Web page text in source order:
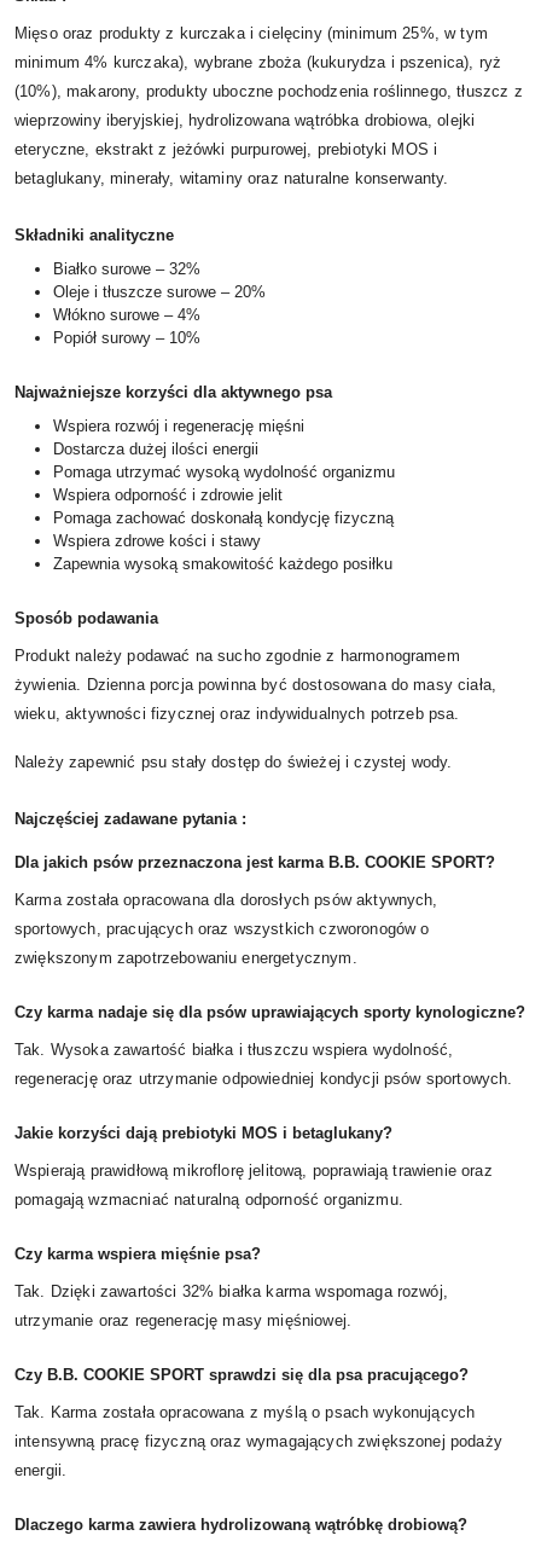
Mięso oraz produkty z kurczaka i cielęciny (minimum 25%, w tym
minimum 4% kurczaka), wybrane zboża (kukurydza i pszenica), ryż
(10%), makarony, produkty uboczne pochodzenia roślinnego, tłuszcz z
wieprzowiny iberyjskiej, hydrolizowana wątróbka drobiowa, olejki
eteryczne, ekstrakt z jeżówki purpurowej, prebiotyki MOS i
betaglukany, minerały, witaminy oraz naturalne konserwanty.
Składniki analityczne
Białko surowe – 32%
Oleje i tłuszcze surowe – 20%
Włókno surowe – 4%
Popiół surowy – 10%
Najważniejsze korzyści dla aktywnego psa
Wspiera rozwój i regenerację mięśni
Dostarcza dużej ilości energii
Pomaga utrzymać wysoką wydolność organizmu
Wspiera odporność i zdrowie jelit
Pomaga zachować doskonałą kondycję fizyczną
Wspiera zdrowe kości i stawy
Zapewnia wysoką smakowitość każdego posiłku
Sposób podawania
Produkt należy podawać na sucho zgodnie z harmonogramem
żywienia. Dzienna porcja powinna być dostosowana do masy ciała,
wieku, aktywności fizycznej oraz indywidualnych potrzeb psa.
Należy zapewnić psu stały dostęp do świeżej i czystej wody.
Najczęściej zadawane pytania :
Dla jakich psów przeznaczona jest karma B.B. COOKIE SPORT?
Karma została opracowana dla dorosłych psów aktywnych,
sportowych, pracujących oraz wszystkich czworonogów o
zwiększonym zapotrzebowaniu energetycznym.
Czy karma nadaje się dla psów uprawiających sporty kynologiczne?
Tak. Wysoka zawartość białka i tłuszczu wspiera wydolność,
regenerację oraz utrzymanie odpowiedniej kondycji psów sportowych.
Jakie korzyści dają prebiotyki MOS i betaglukany?
Wspierają prawidłową mikroflorę jelitową, poprawiają trawienie oraz
pomagają wzmacniać naturalną odporność organizmu.
Czy karma wspiera mięśnie psa?
Tak. Dzięki zawartości 32% białka karma wspomaga rozwój,
utrzymanie oraz regenerację masy mięśniowej.
Czy B.B. COOKIE SPORT sprawdzi się dla psa pracującego?
Tak. Karma została opracowana z myślą o psach wykonujących
intensywną pracę fizyczną oraz wymagających zwiększonej podaży
energii.
Dlaczego karma zawiera hydrolizowaną wątróbkę drobiową?